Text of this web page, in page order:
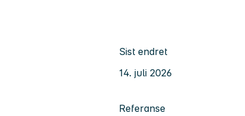
Sist endret
14. juli 2026
Referanse